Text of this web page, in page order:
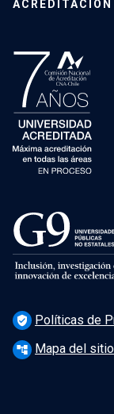
ACREDITACIÓN
verified_user Políticas de
account_tree Mapa del sitio